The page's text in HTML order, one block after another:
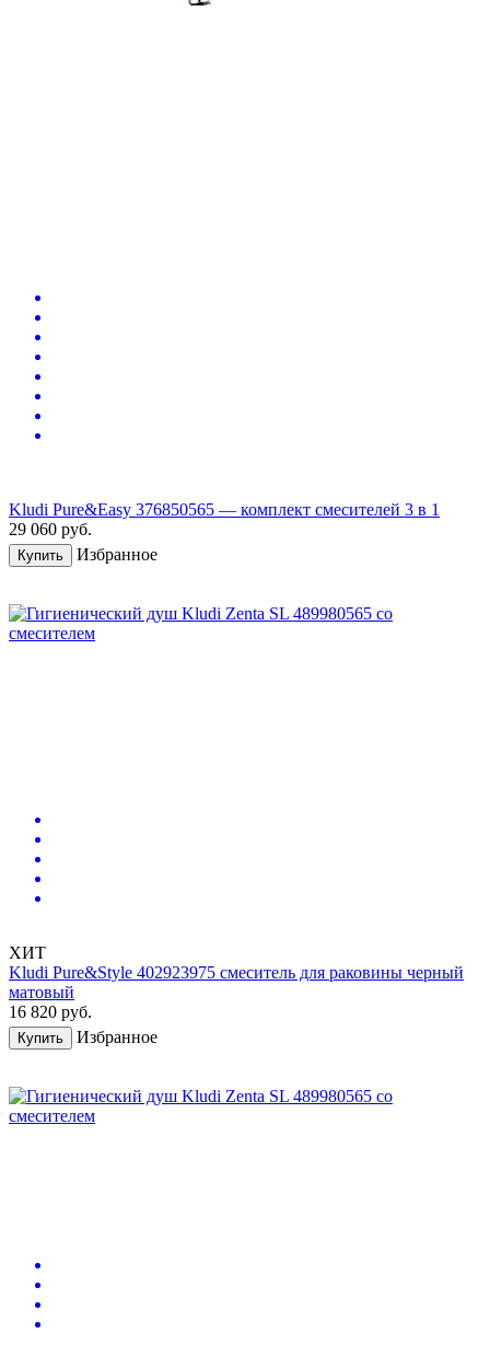
Kludi Pure&Easy 376850565 — комплект смесителей 3 в 1
29 060 руб.
Купить Избранное
ХИТ
Kludi Pure&Style 402923975 смеситель для раковины черный
матовый
16 820 руб.
Купить Избранное